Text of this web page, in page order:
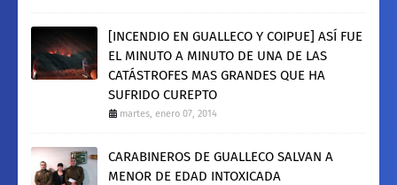
[INCENDIO EN GUALLECO Y COIPUE] ASÍ FUE
EL MINUTO A MINUTO DE UNA DE LAS
CATÁSTROFES MAS GRANDES QUE HA
SUFRIDO CUREPTO
martes, enero 07, 2014
CARABINEROS DE GUALLECO SALVAN A
MENOR DE EDAD INTOXICADA